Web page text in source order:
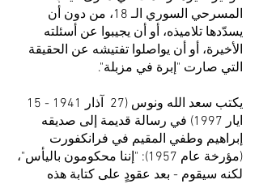
المسرحي السوري الـ 18، من دون أن
يسدّدها تلاميذه، أو أن يجيبوا عن أسئلته
الأخيرة، أو أن يواصلوا تفتيشه عن الحقيقة
التي صارت "إبرة في مزبلة".
يكتب سعد الله ونوس (27 آذار 1941 - 15
ايار 1997) في رسالة قديمة إلى صديقه
إبراهيم وطفي المقيم في فرانكفورت
(مؤرخة عام 1957): "إننا محكومون باليأس"،
لكنه سيقوم - بعد عقودٍ على كتابة هذه